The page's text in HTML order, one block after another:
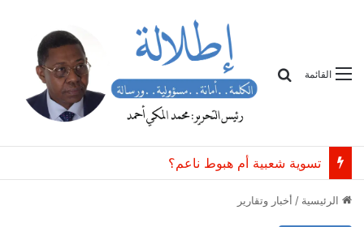
القائمة
تسوية شعبية أم هبوط ناعم؟
الرئيسية / أخبار وتقارير